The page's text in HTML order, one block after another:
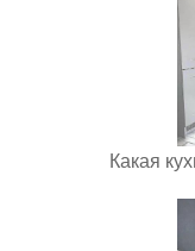
Какая